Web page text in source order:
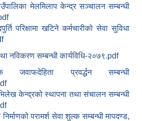
मेलमिलाप केन्द्र सञ्चालन सम्बन्धी
परिक्षामा खटिने कर्मचारीको सेवा सुविधा
नविकरण सम्बन्धी कार्यविधि-२०७९.pdf
जवाफदेहिता प्रवर्द्धन सम्बन्धी
केन्द्रको स्थापना तथा संचालन सम्बन्धी
परामर्श सेवा शुल्क सम्बन्धी मापदण्ड,